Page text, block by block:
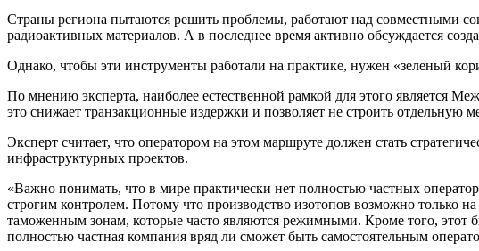
Страны региона пытаются решить проблемы, работают над совместными
радиоактивных материалов. А в последнее время активно обсуждается
Однако, чтобы эти инструменты работали на практике, нужен «зеленый
По мнению эксперта, наиболее естественной рамкой для этого
это снижает транзакционные издержки и позволяет не строить отдельную
Эксперт считает, что оператором на этом маршруте должен стать
инфраструктурных проектов.
«Важно понимать, что в мире практически нет полностью частных
строгим контролем. Потому что производство изотопов возможно только
таможенным зонам, которые часто являются режимными. Кроме того, этот
полностью частная компания вряд ли сможет быть самостоятельным